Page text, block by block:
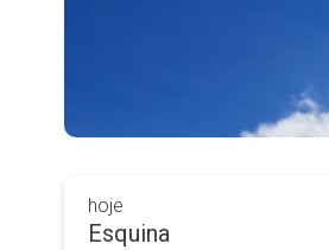
hoje
Esquina